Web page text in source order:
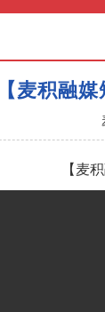
【麦积融
【麦